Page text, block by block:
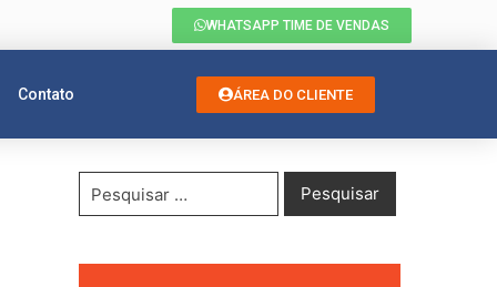
WHATSAPP TIME DE VENDAS
Contato ÁREA DO CLIENTE